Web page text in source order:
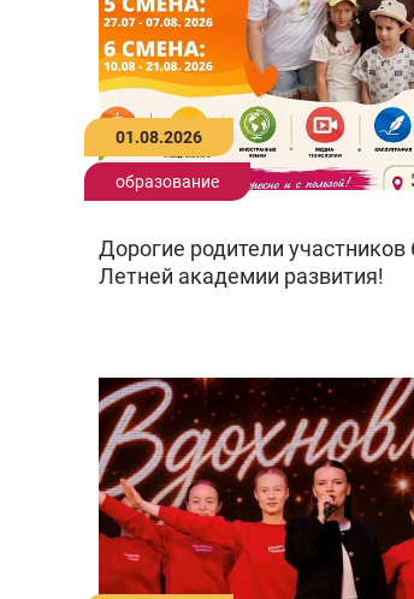
01.08.2026
образование
Дорогие родители
Летней академии развития!